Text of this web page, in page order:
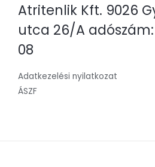
Atritenlik Kft. 9026
utca 26/A
08
Adatkezelési nyilatkozat
ÁSZF